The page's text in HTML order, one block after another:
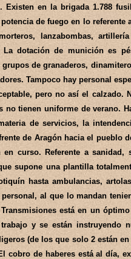
en la brigada 1.788
de fuego en lo referente
lanzabombas,
dotación de munición es
de granaderos,
Tampoco hay personal
pero no así el calzado.
no tienen uniforme de verano.
de servicios, la
de Aragón hacia el pueblo
curso. Referente a
supone una plantilla
hasta ambulancias,
al que lo mandan
está en un
y se están instruyendo
(de los que solo 2 están
cobro de haberes está al día,